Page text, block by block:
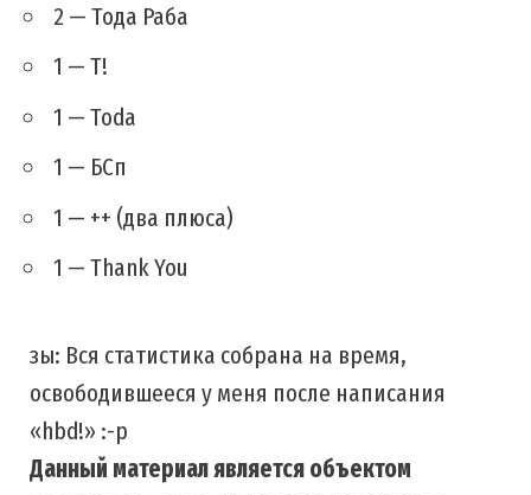
2 — Тода Раба
1 — T!
1 — Toda
1 — БСп
1 — ++ (два плюса)
1 — Thank You
зы: Вся статистика собрана на время,
освободившееся у меня после написания
«hbd!» :-p
Данный материал является объектом